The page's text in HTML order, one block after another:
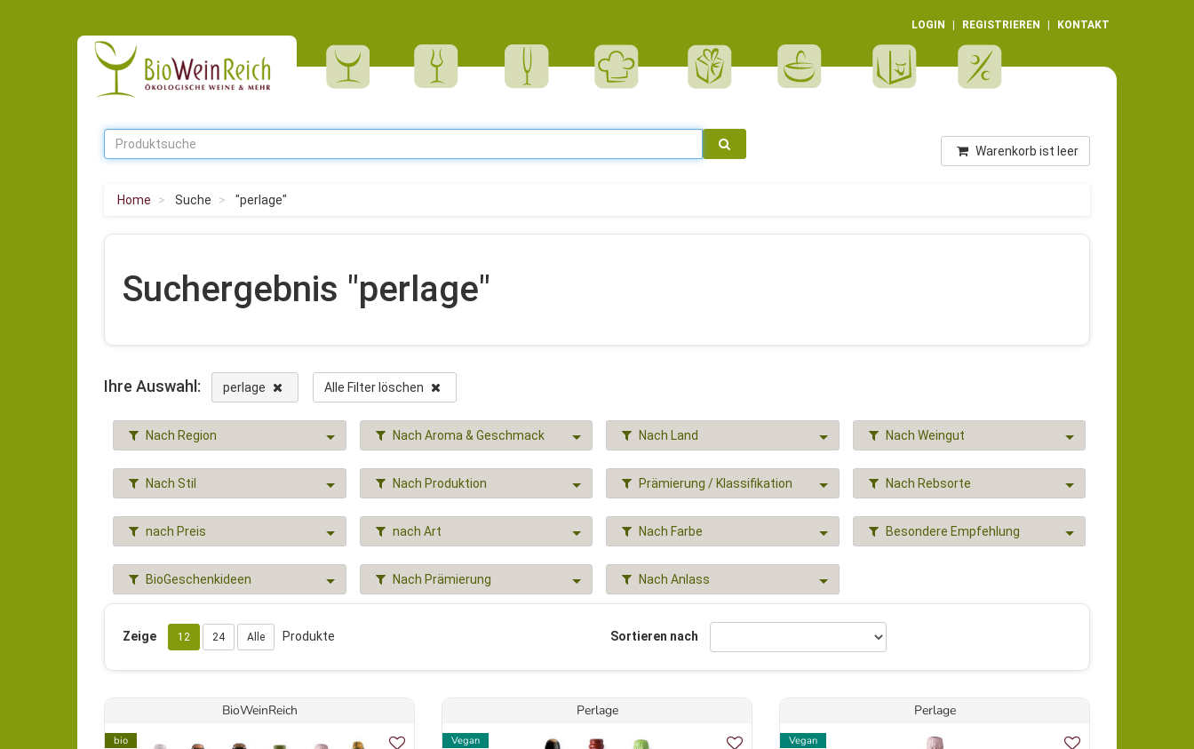
LOGIN REGISTRIEREN KONTAKT
Warenkorb ist leer
Home Suche "perlage"
Suchergebnis "perlage"
Ihre Auswahl: perlage Alle Filter löschen
Nach Region Nach Aroma & Geschmack Nach Land Nach Weingut
Nach Stil Nach Produktion Prämierung / Klassifikation Nach Rebsorte
nach Preis nach Art Nach Farbe Besondere Empfehlung
BioGeschenkideen Nach Prämierung Nach Anlass
Zeige 12 24 Alle Produkte Sortieren nach
BioWeinReich
bio
Perlage
Vegan
Perlage
Vegan